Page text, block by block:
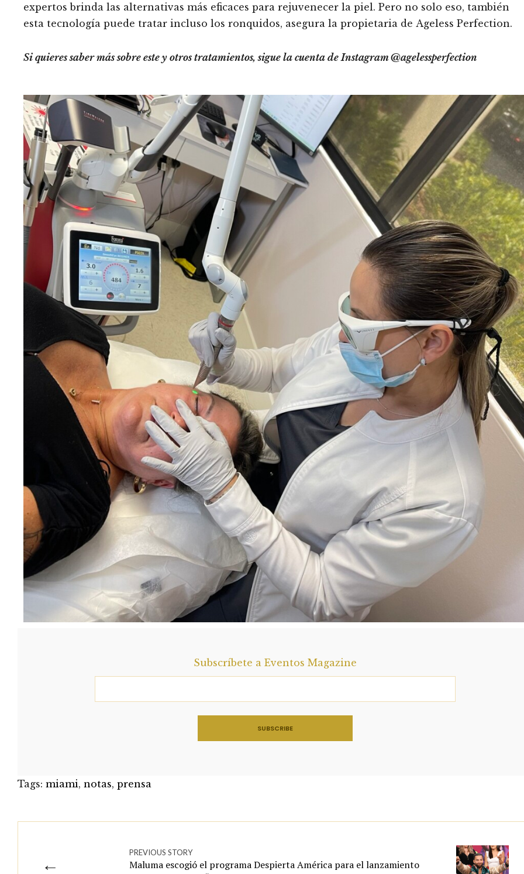
expertos brinda las alternativas más eficaces para rejuvenecer la piel. Pero no solo eso, también
esta tecnología puede tratar incluso los ronquidos, asegura la propietaria de Ageless Perfection.
Si quieres saber más sobre este y otros tratamientos, sigue la cuenta de Instagram @agelessperfection
Subscríbete a Eventos Magazine
Tags: miami, notas, prensa
←
PREVIOUS STORY
Maluma escogió el programa Despierta América para el lanzamiento